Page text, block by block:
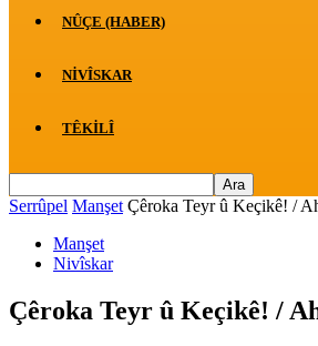
NÛÇE (HABER)
NIVÎSKAR
TÊKILÎ
Serrûpel Manşet Çêroka Teyr û Keçikê! /
Manşet
Nivîskar
Çêroka Teyr û Keçikê! /